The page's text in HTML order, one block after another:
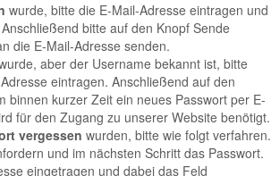
wurde, bitte die E-Mail-Adresse eintragen und
bitte auf den Knopf Sende
die E-Mail-Adresse senden.
aber der Username bekannt ist, bitte
eintragen. Anschließend auf den
binnen kurzer Zeit ein neues Passwort per E-
für den Zugang zu unserer Website benötigt.
vergessen wurden, bitte wie folgt verfahren.
und im nächsten Schritt das Passwort.
eingetragen und dabei das Feld